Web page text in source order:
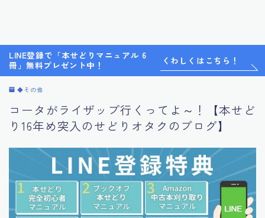
LINE登録で「本せどりマニュアル 6
冊」無料プレゼント中！
くわしくはこちら！
◆その他
コータがライザップ行くってよ～！【本せど
り16年め突入のせどりオタクのブログ】